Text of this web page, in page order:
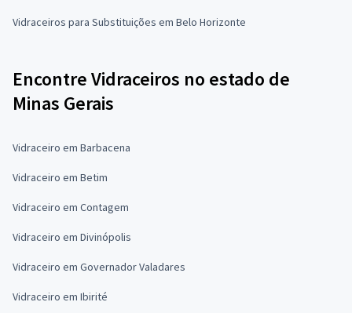
Vidraceiros para Substituições em Belo Horizonte
Encontre Vidraceiros no estado de
Minas Gerais
Vidraceiro em Barbacena
Vidraceiro em Betim
Vidraceiro em Contagem
Vidraceiro em Divinópolis
Vidraceiro em Governador Valadares
Vidraceiro em Ibirité